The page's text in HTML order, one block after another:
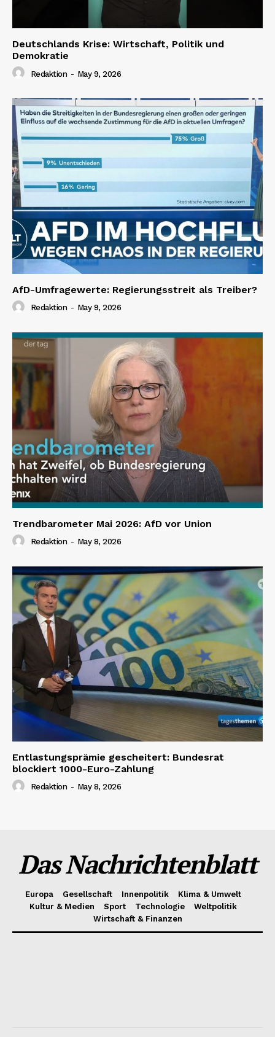
Deutschlands Krise: Wirtschaft, Politik und
Demokratie
Redaktion - May 9, 2026
AfD-Umfragewerte: Regierungsstreit als Treiber?
Redaktion - May 9, 2026
Trendbarometer Mai 2026: AfD vor Union
Redaktion - May 8, 2026
Entlastungsprämie gescheitert: Bundesrat
blockiert 1000-Euro-Zahlung
Redaktion - May 8, 2026
Das Nachrichtenblatt
Europa Gesellschaft Innenpolitik
Klima & Umwelt
Kultur & Medien
Sport Technologie
Weltpolitik
Wirtschaft & Finanzen